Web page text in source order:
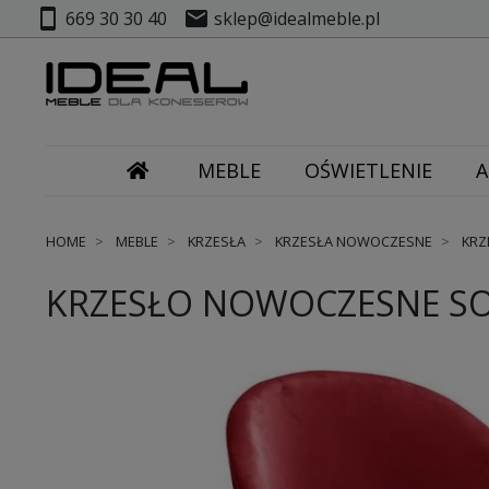
smartphone 669 30 30 40 mail sklep@idealmeble.pl
MEBLE OŚWIETLENIE
HOME MEBLE KRZESŁA KRZESŁA NOWOCZESNE
KRZESŁO NOWOCZESNE